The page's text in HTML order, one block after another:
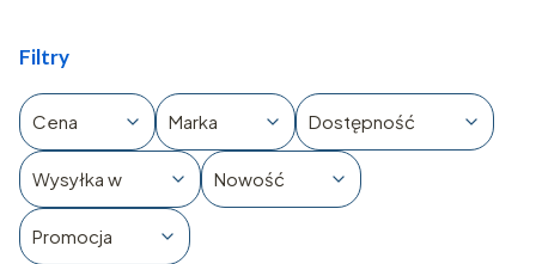
Filtry
Cena Marka Dostępność
Wysyłka w Nowość
Promocja